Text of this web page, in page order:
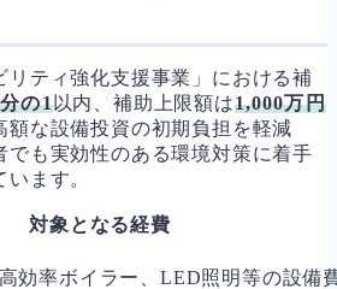
リティ強化支援事業」における補
の1以内、補助上限額は1,000万円
額な設備投資の初期負担を軽減
でも実効性のある環境対策に着手
ます。
対象となる経費
効率ボイラー、LED照明等の設備